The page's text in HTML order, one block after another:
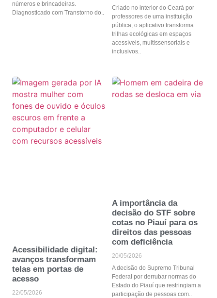
números e brincadeiras.
Diagnosticado com Transtorno do
Criado no interior do Ceará por
professores de uma instituição
pública, o aplicativo transforma
trilhas ecológicas em espaços
acessíveis, multissensoriais e
inclusivos
Acessibilidade digital:
avanços transformam
telas em portas de
acesso
22/05/2026
A importância da
decisão do STF sobre
cotas no Piauí para os
direitos das pessoas
com deficiência
20/05/2026
A decisão do Supremo Tribunal
Federal por derrubar normas do
Estado do Piauí que restringiam a
participação de pessoas com